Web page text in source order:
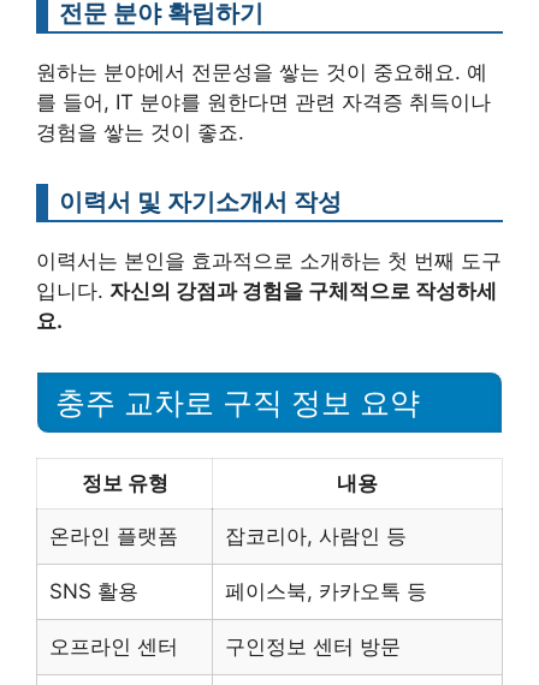
전문 분야 확립하기
원하는 분야에서 전문성을 쌓는 것이 중요해요. 예
를 들어, IT 분야를 원한다면 관련 자격증 취득이나
경험을 쌓는 것이 좋죠.
이력서 및 자기소개서 작성
이력서는 본인을 효과적으로 소개하는 첫 번째 도구
입니다. 자신의 강점과 경험을 구체적으로 작성하세
요.
충주 교차로 구직 정보 요약
정보 유형 내용
온라인 플랫폼 잡코리아, 사람인 등
SNS 활용 페이스북, 카카오톡 등
오프라인 센터 구인정보 센터 방문